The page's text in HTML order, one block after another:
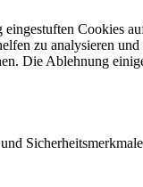
Cookies
zu analysieren
Die Ablehnung